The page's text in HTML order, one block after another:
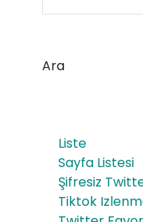
Ara
Liste
Sayfa Listesi
Şifresiz
Tiktok